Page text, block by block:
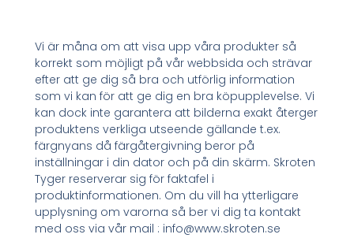
Vi är måna om att visa upp våra produkter så
korrekt som möjligt på vår webbsida och strävar
efter att ge dig så bra och utförlig information
som vi kan för att ge dig en bra köpupplevelse. Vi
kan dock inte garantera att bilderna exakt återger
produktens verkliga utseende gällande t.ex.
färgnyans då färgåtergivning beror på
inställningar i din dator och på din skärm. Skroten
Tyger reserverar sig för faktafel i
produktinformationen. Om du vill ha ytterligare
upplysning om varorna så ber vi dig ta kontakt
med oss via vår mail : info@www.skroten.se